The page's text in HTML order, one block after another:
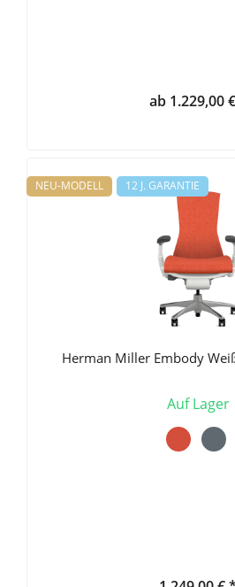
ab 1.229,00
NEU-MODELL 12 J. GARANTIE
Herman Miller Embody
Auf Lager